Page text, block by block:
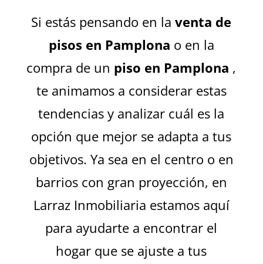
Si estás pensando en laventa de
pisos en Pamplona o en la
compra de un piso en Pamplona ,
​​te animamos a considerar estas
tendencias y analizar cuál es la
opción que mejor se adapta a tus
objetivos. Ya sea en el centro o en
barrios con gran proyección, en
Larraz Inmobiliaria estamos aquí
para ayudarte a encontrar el
hogar que se ajuste a tus